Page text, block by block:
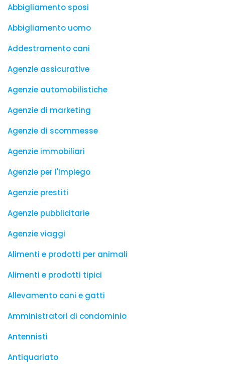
Abbigliamento sposi
Abbigliamento uomo
Addestramento cani
Agenzie assicurative
Agenzie automobilistiche
Agenzie di marketing
Agenzie di scommesse
Agenzie immobiliari
Agenzie per l'impiego
Agenzie prestiti
Agenzie pubblicitarie
Agenzie viaggi
Alimenti e prodotti per animali
Alimenti e prodotti tipici
Allevamento cani e gatti
Amministratori di condominio
Antennisti
Antiquariato